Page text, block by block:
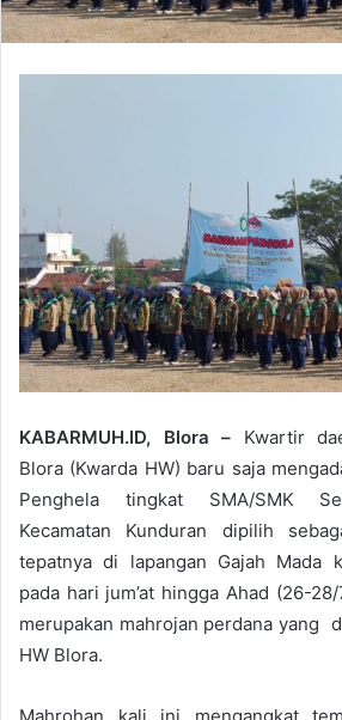
KABARMUH.ID, Blora – Kwartir
Blora (Kwarda HW) baru saja
Penghela tingkat SMA/SMK
Kecamatan Kunduran dipilih
tepatnya di lapangan Gajah Mada
pada hari jum’at hingga Ahad (26-
merupakan mahrojan perdana yang
HW Blora.
Mahrohan kali ini mengangkat